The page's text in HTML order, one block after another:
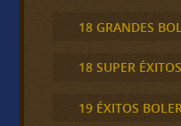
18 GRANDES
18 SUPER
19 ÉXITOS